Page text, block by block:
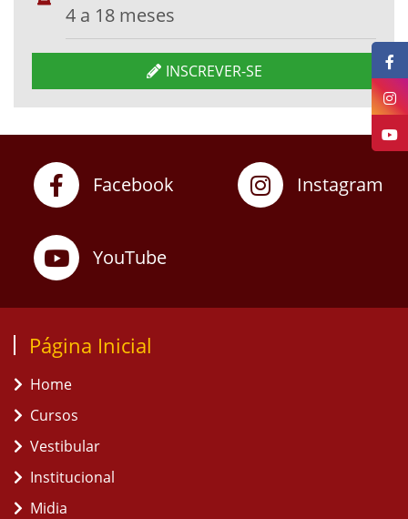
4 a 18 meses
INSCREVER-SE
Facebook Instagram
YouTube
Página Inicial
Home
Cursos
Vestibular
Institucional
Midia